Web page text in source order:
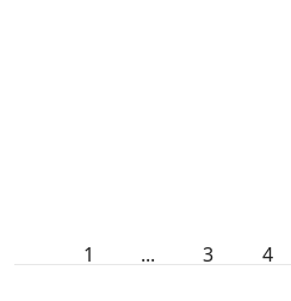
1 ... 3 4